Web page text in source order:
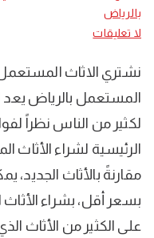
بالرياض
لا تعليقاتعلى
الاثاث
المستعمل
نشتري الاثاث
المستعمل بالرياض يعد
لكثير من الناس نظراً
الرئيسية لشراء
مقارنةً بالأثاث الجديد،
بسعر أقل، بشراء
على الكثير من الأثاث